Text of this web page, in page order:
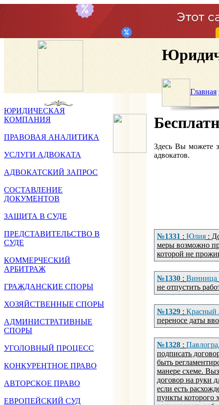
Главная
ЮРИДИЧЕСКАЯ
КОМПАНИЯ
ПРАВОВАЯ АНАЛИТИКА
УСЛУГИ АДВОКАТА
АДВОКАТСКИЙ ЗАПРОС
СОСТАВЛЕНИЕ
ДОКУМЕНТОВ
ЗАЩИТА В СУДЕ
ПРЕДСТАВИТЕЛЬСТВО В
СУДЕ
КОММЕРЧЕСКИЙ
АРБИТРАЖ
ГРАЖДАНСКИЕ СПОРЫ
ХОЗЯЙСТВЕННЫЕ СПОРЫ
АДМИНИСТРАТИВНЫЕ
СПОРЫ
УГОЛОВНЫЙ ПРОЦЕСС
КОНКУРЕНТНОЕ ПРАВО
АВТОРСКОЕ ПРАВО
ЕВРОПЕЙСКИЙ СУД
Здесь Вы можете
адвокатов.
№1331 : Юлия :
меры возможно
которой не
№1330 : Винница
не отпустить
№1329 : Красный
переносе даты
№1328 :
подписать
быть
манере схеме.
договор на руки
если есть
пункты которого